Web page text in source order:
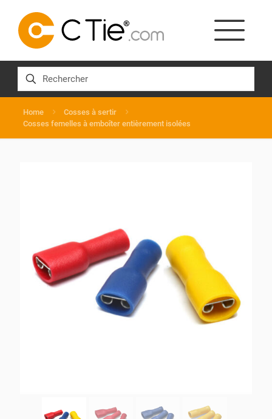
Home
Cosses à sertir
Cosses femelles à emboîter entièrement isolées